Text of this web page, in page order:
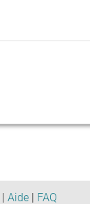
|Aide | FAQ